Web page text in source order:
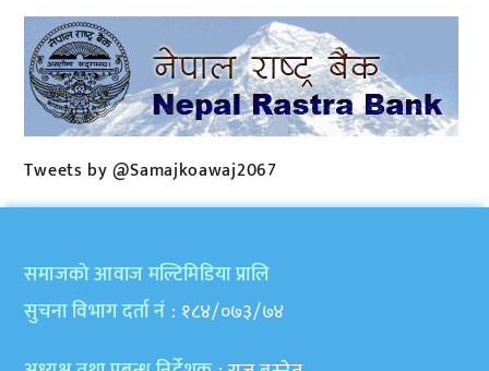
Tweets by @Samajkoawaj2067
समाजकाे आवाज मल्टिमिडिया प्रालि
सुचना विभाग दर्ता नं : १८४/०७३/७४